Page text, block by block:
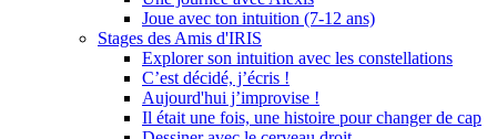
Joue avec ton intuition (7-12 ans)
Stages des Amis d'IRIS
Explorer son intuition avec les constellations
C’est décidé, j’écris !
Aujourd'hui j’improvise !
Il était une fois, une histoire pour changer de cap